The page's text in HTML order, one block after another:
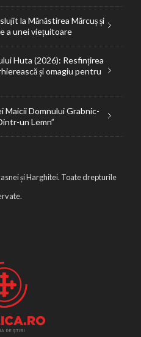
la Mănăstirea Mărcuș și
a unei viețuitoare
Huta (2026): Resfințirea
și omagiu pentru
Maicii Domnului Grabnic-
un Lemn”
și Harghitei. Toate drepturile